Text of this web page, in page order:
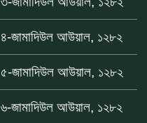
৪-জামাদিউল আউয়াল, ১২৮২
৫-জামাদিউল আউয়াল, ১২৮২
৬-জামাদিউল আউয়াল, ১২৮২